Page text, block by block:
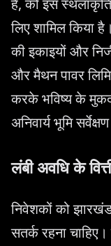
है, को इस
लिए शामिल किया
की इकाइयों और
और मैथन पावर
करके भविष्य के
अनिवार्य भूमि
लंबी अवधि के
निवेशकों को
सतर्क रहना